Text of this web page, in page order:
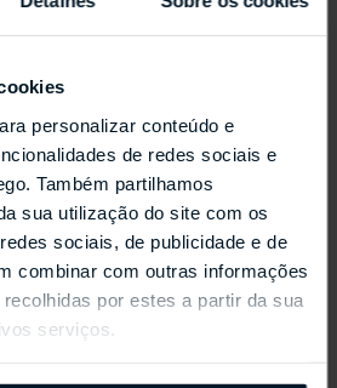
personalizar conteúdo e
de redes sociais e
Também partilhamos
sua utilização do site com os
sociais, de publicidade e de
combinar com outras informações
por estes a partir da sua
serviços.